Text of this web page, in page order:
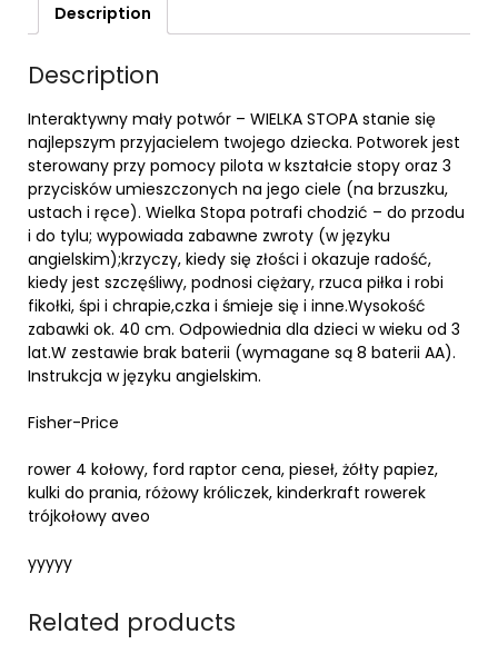
Description
Description
Interaktywny mały potwór – WIELKA STOPA stanie się
najlepszym przyjacielem twojego dziecka. Potworek jest
sterowany przy pomocy pilota w kształcie stopy oraz 3
przycisków umieszczonych na jego ciele (na brzuszku,
ustach i ręce). Wielka Stopa potrafi chodzić – do przodu
i do tylu; wypowiada zabawne zwroty (w języku
angielskim);krzyczy, kiedy się złości i okazuje radość,
kiedy jest szczęśliwy, podnosi ciężary, rzuca piłka i robi
fikołki, śpi i chrapie,czka i śmieje się i inne.Wysokość
zabawki ok. 40 cm. Odpowiednia dla dzieci w wieku od 3
lat.W zestawie brak baterii (wymagane są 8 baterii AA).
Instrukcja w języku angielskim.
Fisher-Price
rower 4 kołowy, ford raptor cena, pieseł, żółty papiez,
kulki do prania, różowy króliczek, kinderkraft rowerek
trójkołowy aveo
yyyyy
Related products